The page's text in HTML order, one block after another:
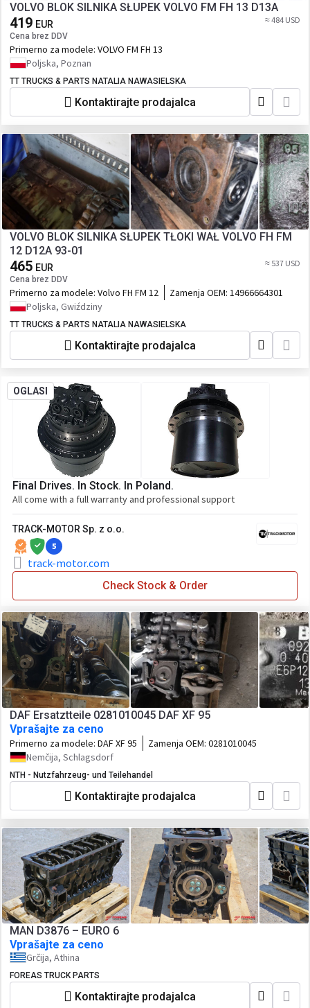
VOLVO BLOK SILNIKA SŁUPEK VOLVO FM FH 13 D13A
419 EUR
Cena brez DDV
≈ 484 USD
Primerno za modele: VOLVO FM FH 13
Poljska, Poznan
TT TRUCKS & PARTS NATALIA NAWASIELSKA
Kontaktirajte prodajalca
VOLVO BLOK SILNIKA SŁUPEK TŁOKI WAŁ VOLVO FH FM
12 D12A 93-01
465 EUR
Cena brez DDV
≈ 537 USD
Primerno za modele: Volvo FH FM 12 Zamenja OEM: 14966664301
Poljska, Gwiździny
TT TRUCKS & PARTS NATALIA NAWASIELSKA
Kontaktirajte prodajalca
OGLASI
Final Drives. In Stock. In Poland.
All come with a full warranty and professional support
TRACK-MOTOR Sp. z o.o.
5
track-motor.com
Check Stock & Order
DAF Ersatztteile 0281010045 DAF XF 95
Vprašajte za ceno
Primerno za modele: DAF XF 95 Zamenja OEM: 0281010045
Nemčija, Schlagsdorf
NTH - Nutzfahrzeug- und Teilehandel
Kontaktirajte prodajalca
MAN D3876 – EURO 6
Vprašajte za ceno
Grčija, Athina
FOREAS TRUCK PARTS
Kontaktirajte prodajalca